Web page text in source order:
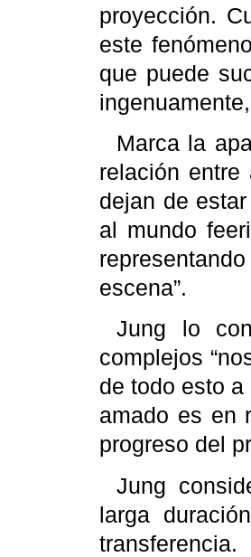
proyección.
este
que puede
Marca la
relación entre
dejan de
al mundo
escena”.
Jung lo
complejos
de todo esto
amado es en
progreso del
Jung
larga